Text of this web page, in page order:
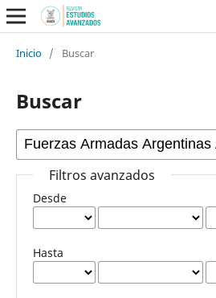
Inicio / Buscar
Buscar
Filtros avanzados
Desde
Hasta